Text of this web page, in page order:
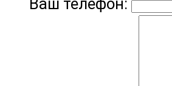
Ваш телефон: